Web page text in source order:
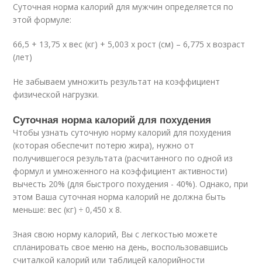
Суточная норма калорий для мужчин определяется по
этой формуле:
66,5 + 13,75 х вес (кг) + 5,003 х рост (см) – 6,775 х возраст
(лет)
Не забываем умножить результат на коэффициент
физической нагрузки.
Суточная норма калорий для похудения
Чтобы узнать суточную норму калорий для похудения
(которая обеспечит потерю жира), нужно от
получившегося результата (расчитанного по одной из
формул и умноженного на коэффициент активности)
вычесть 20% (для быстрого похудения - 40%). Однако, при
этом Ваша суточная норма калорий не должна быть
меньше: вес (кг) ÷ 0,450 х 8.
Зная свою норму калорий, Вы с легкостью можете
спланировать свое меню на день, воспользовавшись
считалкой калорий или таблицей калорийности